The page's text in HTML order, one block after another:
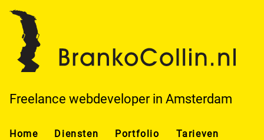
Overslaan en naar de inhoud gaan
Freelance webdeveloper in Amsterdam
Home Diensten Portfolio Tarieven